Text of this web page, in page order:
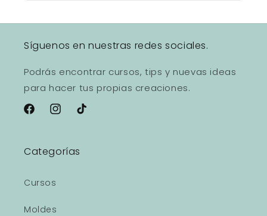
Síguenos en nuestras redes sociales.
Podrás encontrar cursos, tips y nuevas ideas
para hacer tus propias creaciones.
FacebookInstagram
TikTok
Categorías
Cursos
Moldes